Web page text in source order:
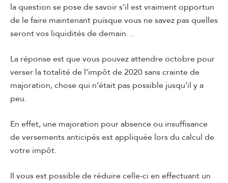
la question se pose de savoir s’il est vraiment opportun
de le faire maintenant puisque vous ne savez pas quelles
seront vos liquidités de demain…
La réponse est que vous pouvez attendre octobre pour
verser la totalité de l’impôt de 2020 sans crainte de
majoration, chose qui n’était pas possible jusqu’il y a
peu.
En effet, une majoration pour absence ou insuffisance
de versements anticipés est appliquée lors du calcul de
votre impôt.
Il vous est possible de réduire celle-ci en effectuant un